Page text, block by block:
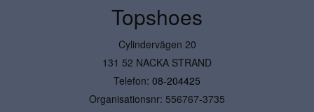
Topshoes
Cylindervägen 20
131 52 NACKA STRAND
Telefon: 08-204425
Organisationsnr: 556767-3735